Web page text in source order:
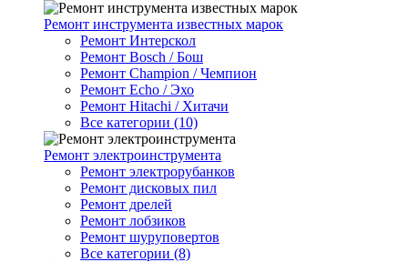
Ремонт инструмента известных марок
Ремонт Интерскол
Ремонт Bosch / Бош
Ремонт Champion / Чемпион
Ремонт Echo / Эхо
Ремонт Hitachi / Хитачи
Все категории (10)
Ремонт электроинструмента
Ремонт электрорубанков
Ремонт дисковых пил
Ремонт дрелей
Ремонт лобзиков
Ремонт шуруповертов
Все категории (8)